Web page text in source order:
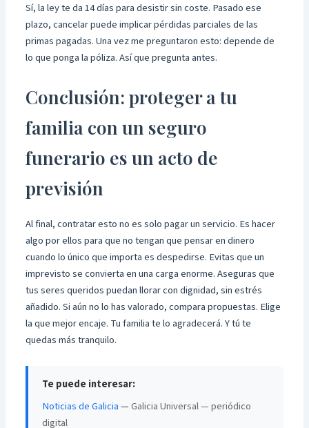
Sí, la ley te da 14 días para desistir sin coste. Pasado ese
plazo, cancelar puede implicar pérdidas parciales de las
primas pagadas. Una vez me preguntaron esto: depende de
lo que ponga la póliza. Así que pregunta antes.
Conclusión: proteger a tu
familia con un seguro
funerario es un acto de
previsión
Al final, contratar esto no es solo pagar un servicio. Es hacer
algo por ellos para que no tengan que pensar en dinero
cuando lo único que importa es despedirse. Evitas que un
imprevisto se convierta en una carga enorme. Aseguras que
tus seres queridos puedan llorar con dignidad, sin estrés
añadido. Si aún no lo has valorado, compara propuestas. Elige
la que mejor encaje. Tu familia te lo agradecerá. Y tú te
quedas más tranquilo.
Te puede interesar:
Noticias de Galicia—Galicia Universal — periódico
digital